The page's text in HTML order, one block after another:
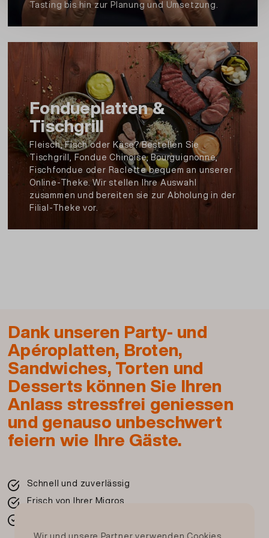
Aromen)).
Artikel Nr.: 148002560000
Beschreibung und Zutaten drucken
Tasting bis hin zur Planung und Umsetzung.
Fondueplatten &
Tischgrill
Fleisch, Fisch oder Käse? Bestellen Sie
Tischgrill, Fondue Chinoise, Bourguignonne,
Fischfondue oder Raclette bequem an unserer
Online-Theke. Wir stellen Ihre Auswahl
zusammen und bereiten sie zur Abholung in der
Filial-Theke vor.
Dank unseren Party- und
Apéroplatten, Broten,
Sandwiches, Torten und
Desserts können Sie Ihren
Anlass stressfrei geniessen
und genauso unbeschwert
feiern wie Ihre Gäste.
Schnell und zuverlässig
Frisch von Ihrer Migros
Wir und unsere Partner verwenden Cookies